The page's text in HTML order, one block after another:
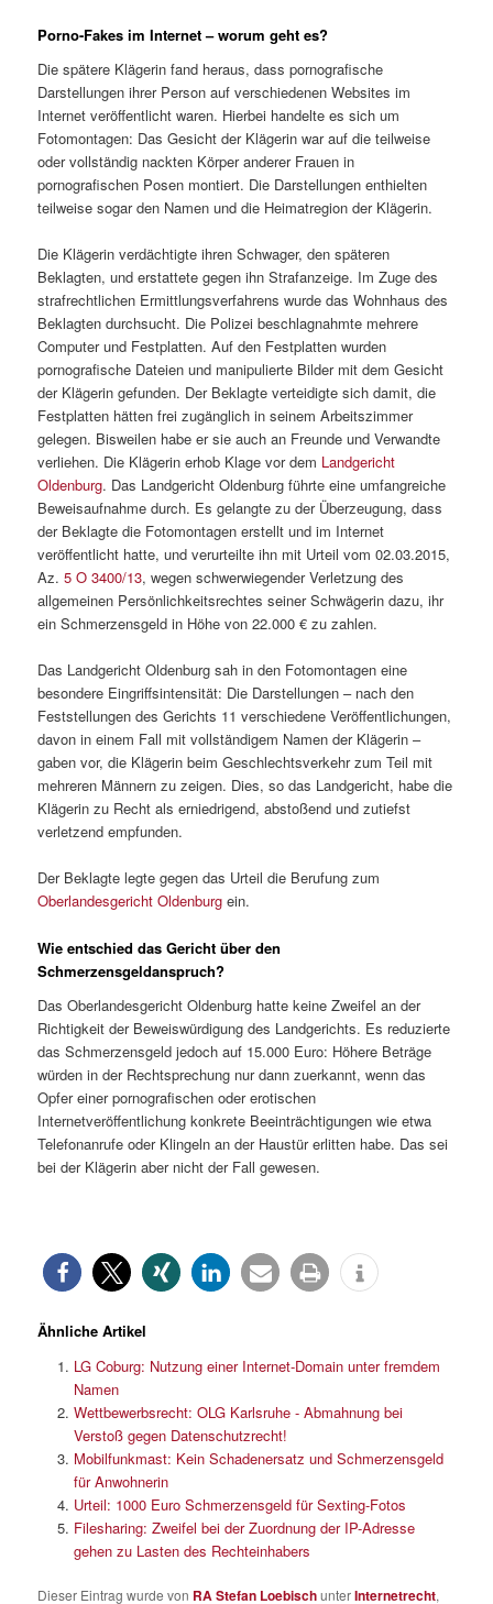
Porno-Fakes im Internet – worum geht es?
Die spätere Klägerin fand heraus, dass pornografische
Darstellungen ihrer Person auf verschiedenen Websites im
Internet veröffentlicht waren. Hierbei handelte es sich um
Fotomontagen: Das Gesicht der Klägerin war auf die teilweise
oder vollständig nackten Körper anderer Frauen in
pornografischen Posen montiert. Die Darstellungen enthielten
teilweise sogar den Namen und die Heimatregion der Klägerin.
Die Klägerin verdächtigte ihren Schwager, den späteren
Beklagten, und erstattete gegen ihn Strafanzeige. Im Zuge des
strafrechtlichen Ermittlungsverfahrens wurde das Wohnhaus des
Beklagten durchsucht. Die Polizei beschlagnahmte mehrere
Computer und Festplatten. Auf den Festplatten wurden
pornografische Dateien und manipulierte Bilder mit dem Gesicht
der Klägerin gefunden. Der Beklagte verteidigte sich damit, die
Festplatten hätten frei zugänglich in seinem Arbeitszimmer
gelegen. Bisweilen habe er sie auch an Freunde und Verwandte
verliehen. Die Klägerin erhob Klage vor dem Landgericht
Oldenburg. Das Landgericht Oldenburg führte eine umfangreiche
Beweisaufnahme durch. Es gelangte zu der Überzeugung, dass
der Beklagte die Fotomontagen erstellt und im Internet
veröffentlicht hatte, und verurteilte ihn mit Urteil vom 02.03.2015,
Az.5 O 3400/13, wegen schwerwiegender Verletzung des
allgemeinen Persönlichkeitsrechtes seiner Schwägerin dazu, ihr
ein Schmerzensgeld in Höhe von 22.000 € zu zahlen.
Das Landgericht Oldenburg sah in den Fotomontagen eine
besondere Eingriffsintensität: Die Darstellungen – nach den
Feststellungen des Gerichts 11 verschiedene Veröffentlichungen,
davon in einem Fall mit vollständigem Namen der Klägerin –
gaben vor, die Klägerin beim Geschlechtsverkehr zum Teil mit
mehreren Männern zu zeigen. Dies, so das Landgericht, habe die
Klägerin zu Recht als erniedrigend, abstoßend und zutiefst
verletzend empfunden.
Der Beklagte legte gegen das Urteil die Berufung zum
Oberlandesgericht Oldenburg ein.
Wie entschied das Gericht über den
Schmerzensgeldanspruch?
Das Oberlandesgericht Oldenburg hatte keine Zweifel an der
Richtigkeit der Beweiswürdigung des Landgerichts. Es reduzierte
das Schmerzensgeld jedoch auf 15.000 Euro: Höhere Beträge
würden in der Rechtsprechung nur dann zuerkannt, wenn das
Opfer einer pornografischen oder erotischen
Internetveröffentlichung konkrete Beeinträchtigungen wie etwa
Telefonanrufe oder Klingeln an der Haustür erlitten habe. Das sei
bei der Klägerin aber nicht der Fall gewesen.
Ähnliche Artikel
LG Coburg: Nutzung einer Internet-Domain unter fremdem
Namen
Wettbewerbsrecht: OLG Karlsruhe - Abmahnung bei
Verstoß gegen Datenschutzrecht!
Mobilfunkmast: Kein Schadenersatz und Schmerzensgeld
für Anwohnerin
Urteil: 1000 Euro Schmerzensgeld für Sexting-Fotos
Filesharing: Zweifel bei der Zuordnung der IP-Adresse
gehen zu Lasten des Rechteinhabers
Dieser Eintrag wurde von RA Stefan LoebischunterInternetrecht,